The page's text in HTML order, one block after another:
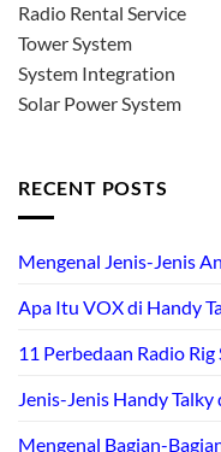
Radio Rental Service
Tower System
System Integration
Solar Power System
RECENT POSTS
Mengenal Jenis-Jenis
Apa Itu VOX di Handy
11 Perbedaan Radio
Jenis-Jenis Handy
Mengenal Bagian-